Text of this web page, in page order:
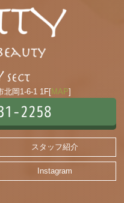
北岡1-6-1 1F[MAP]
2258
スタッフ紹介
Instagram